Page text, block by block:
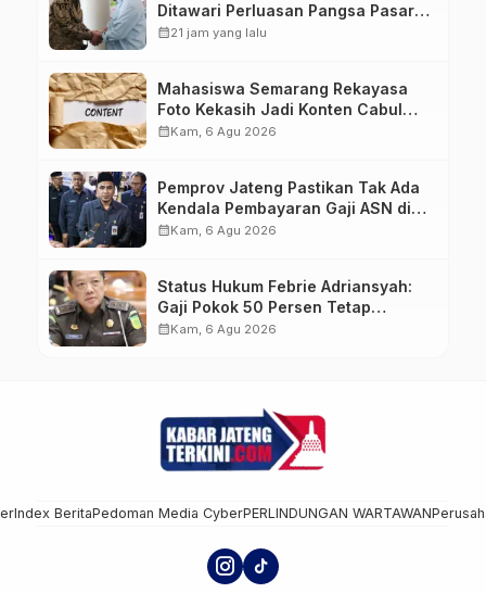
Ditawari Perluasan Pangsa Pasar
Hingga ke IKN
calendar_month21 jam yang lalu
Mahasiswa Semarang Rekayasa
Foto Kekasih Jadi Konten Cabul
karena Sakit Hati
calendar_monthKam, 6 Agu 2026
Pemprov Jateng Pastikan Tak Ada
Kendala Pembayaran Gaji ASN di
Tengah Pemangkasan Transfer ke
calendar_monthKam, 6 Agu 2026
Status Hukum Febrie Adriansyah:
Gaji Pokok 50 Persen Tetap
Mengalir, Tunjangan Disetop
calendar_monthKam, 6 Agu 2026
Index BeritaPedoman Media CyberPERLINDUNGAN WARTAWAN